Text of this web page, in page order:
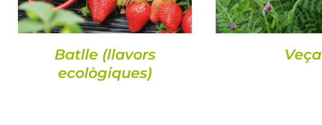
Batlle (llavors
ecològiques)
Veça